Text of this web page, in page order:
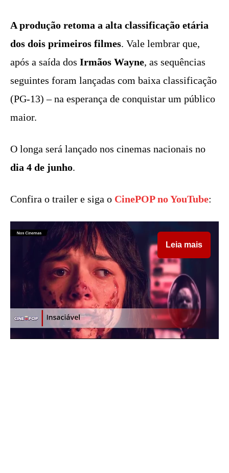
A produção retoma a alta classificação etária
dos dois primeiros filmes. Vale lembrar que,
após a saída dos Irmãos Wayne, as sequências
seguintes foram lançadas com baixa classificação
(PG-13) – na esperança de conquistar um público
maior.
O longa será lançado nos cinemas nacionais no
dia 4 de junho.
Confira o trailer e siga o CinePOP no YouTube:
Leia mais